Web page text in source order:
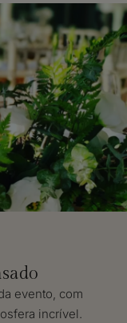
evento, com
incrível.